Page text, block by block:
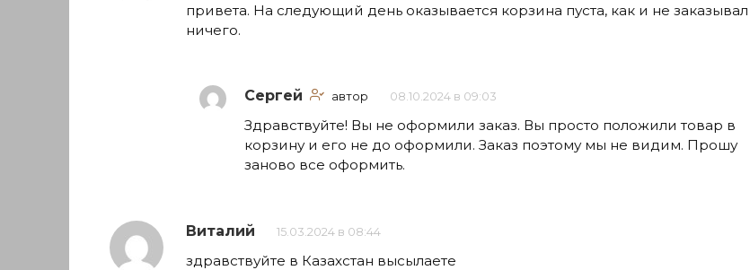
привета. На следующий день оказывается корзина пуста, как и не заказывал
ничего.
Сергей автор 08.10.2024 в 09:03
Здравствуйте! Вы не оформили заказ. Вы просто положили товар в
корзину и его не до оформили. Заказ поэтому мы не видим. Прошу
заново все оформить.
Виталий 15.03.2024 в 08:44
здравствуйте в Казахстан высылаете